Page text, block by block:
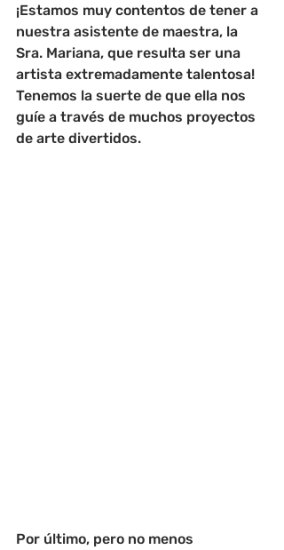
¡Estamos muy contentos de tener a
nuestra asistente de maestra, la
Sra. Mariana, que resulta ser una
artista extremadamente talentosa!
Tenemos la suerte de que ella nos
guíe a través de muchos proyectos
de arte divertidos.
Por último, pero no menos